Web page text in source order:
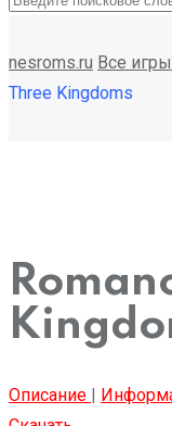
nesroms.ru Все
Three Kingdoms
Описание |